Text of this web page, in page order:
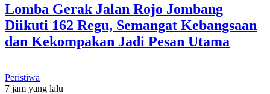
Lomba Gerak Jalan Rojo Jombang
Diikuti 162 Regu, Semangat Kebangsaan
dan Kekompakan Jadi Pesan Utama
Peristiwa
7 jam yang lalu